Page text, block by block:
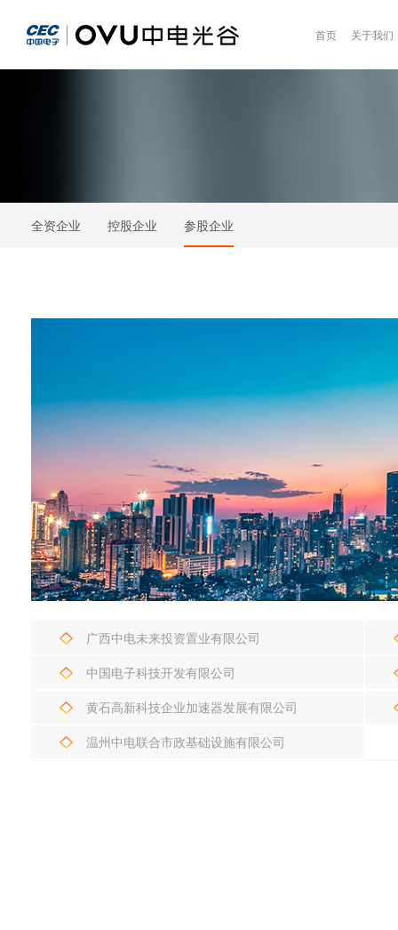
首页 关于我们
全资企业 控股企业 参股企业
广西中电未来投资置业有限公司
中国电子科技开发有限公司
黄石高新科技企业加速器发展有限公司
温州中电联合市政基础设施有限公司